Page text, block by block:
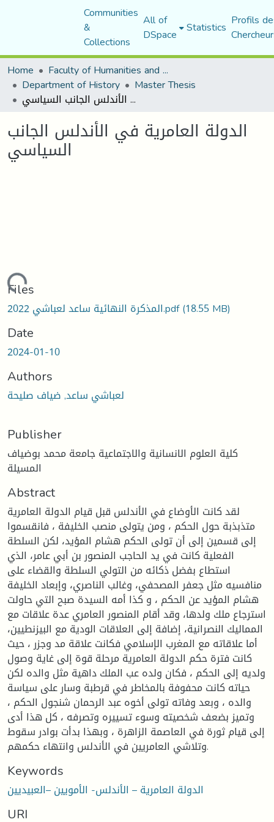
Communities
&
Collections
All of
DSpace Statistics Profils
Home
Faculty of Humanities and Social Sciences
Department of History Master Thesis
الدولة العامرية في الأندلس الجانب السياسي
الدولة العامرية في الأندلس الجانب
السياسي
Files
المذكرة النهائية ساعد لعباشي 2022.pdf(18.55 MB)
Date
2024-01-10
Authors
لعباشي ساعد, ضياف صليحة
Publisher
كلية العلوم الانسانية والاجتماعية جامعة محمد بوضياف
المسيلة
Abstract
لقد كانت الأوضاع في الأندلس قبل قيام الدولة العامرية
متذبذبة حول الحكم ، ومن يتولى منصب الخليفة ، فانقسموا
إلى قسمين إلى أن تولى الحكم هشام المؤيد، لكن السلطة
الفعلية كانت في يد الحاجب المنصور بن أبي عامر، الذي
استطاع بفضل ذكائه من التولي السلطة والقضاء على
منافسيه مثل جعفر المصحفي، وغالب الناصري، وإبعاد الخليفة
هشام المؤيد عن الحكم ، و كذا أمه السيدة صبح التي حاولت
استرجاع ملك ولدها، وقد أقام المنصور العامري عدة علاقات مع
المماليك النصرانية، إضافة إلى العلاقات الودية مع البيزنطيين،
أما علاقاته مع المغرب الإسلامي فكانت علاقة مد وجزر ، حيث
كانت فترة حكم الدولة العامرية مرحلة قوة إلى غاية وصول
ولديه إلى الحكم ، فكان ولده عب الملك داهية مثل والده لكن
حياته كانت محفوفة بالمخاطر في قرطبة وسار على سياسة
والده ، وبعد وفاته تولى أخوه عبد الرحمان شنجول الحكم ،
وتميز بضعف شخصيته وسوء تسييره وتصرفه ، كل هذا أدى
إلى قيام ثورة في العاصمة الزاهرة ، وبهذا بدأت بوادر سقوط
وتلاشي العامريين في الأندلس وانتهاء حكمهم.
Keywords
الدولة العامرية – الأندلس- الأمويين –العبيديين
URI